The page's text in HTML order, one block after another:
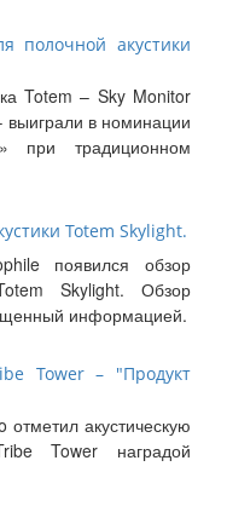
полочной акустики
Totem – Sky Monitor
в номинации
при традиционном
Totem Skylight.
появился обзор
Skylight. Обзор
информацией.
Tower – "Продукт
акустическую
Tower наградой